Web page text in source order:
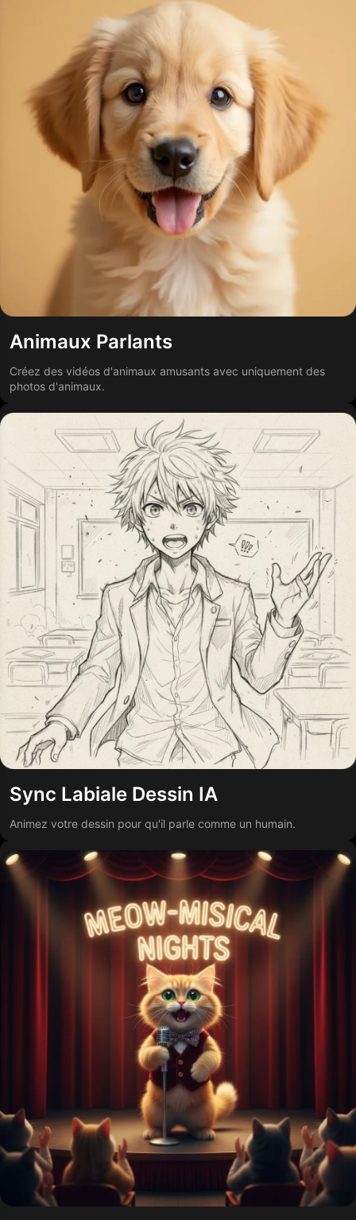
Animaux Parlants
Créez des vidéos d'animaux amusants avec uniquement des
photos d'animaux.
Sync Labiale Dessin IA
Animez votre dessin pour qu'il parle comme un humain.